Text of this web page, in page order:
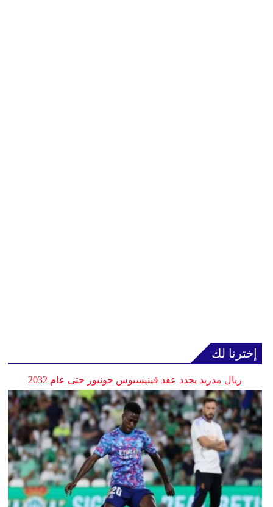
إخترنا لك
ريال مدريد يجدد عقد فينيسيوس جونيور حتى عام 2032